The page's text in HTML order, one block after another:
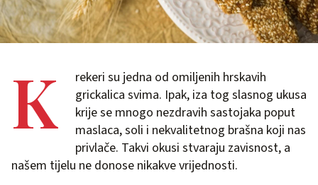
K
rekeri su jedna od omiljenih hrskavih
grickalica svima. Ipak, iza tog slasnog ukusa
krije se mnogo nezdravih sastojaka poput
maslaca, soli i nekvalitetnog brašna koji nas
privlače. Takvi okusi stvaraju zavisnost, a
našem tijelu ne donose nikakve vrijednosti.